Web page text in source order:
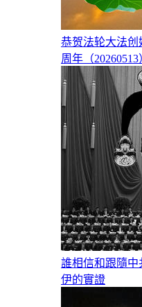
恭贺法轮大法创
周年（20260513
誰相信和跟隨中
伊的實證